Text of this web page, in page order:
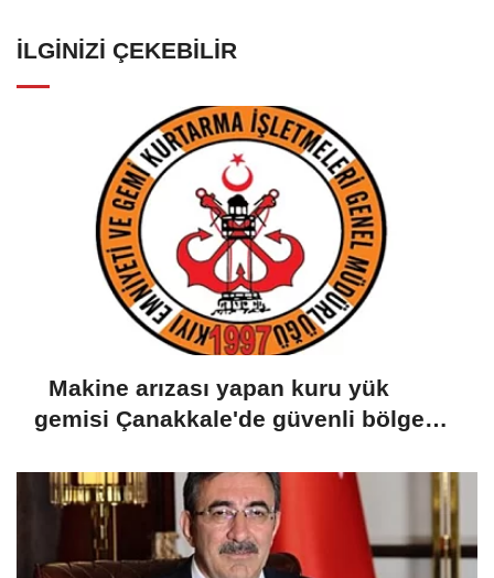
İLGINIZI ÇEKEBILIR
Makine arızası yapan kuru yük
gemisi Çanakkale'de güvenli bölgeye